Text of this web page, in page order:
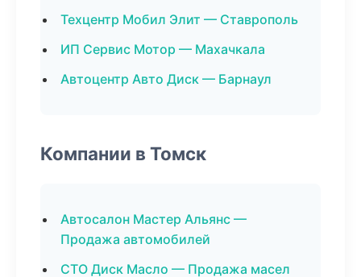
Техцентр Мобил Элит — Ставрополь
ИП Сервис Мотор — Махачкала
Автоцентр Авто Диск — Барнаул
Компании в Томск
Автосалон Мастер Альянс —
Продажа автомобилей
СТО Диск Масло — Продажа масел